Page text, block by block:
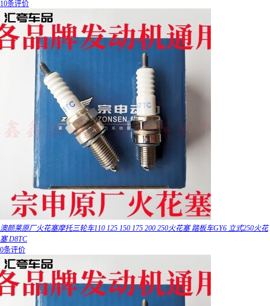
10条评价
澳颜莱原厂火花塞摩托三轮车110 125 150 175 200 250火花塞 踏板车GY6 立式250火花
塞 D8TC
0条评价